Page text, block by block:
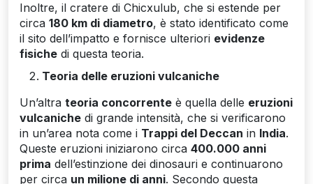
Inoltre, il cratere di Chicxulub, che si estende per
circa 180 km di diametro, è stato identificato come
il sito dell’impatto e fornisce ulteriori evidenze
fisiche di questa teoria.
Teoria delle eruzioni vulcaniche
Un’altra teoria concorrente è quella delle eruzioni
vulcaniche di grande intensità, che si verificarono
in un’area nota come i Trappi del Deccan in India.
Queste eruzioni iniziarono circa 400.000 anni
prima dell’estinzione dei dinosauri e continuarono
per circa un milione di anni. Secondo questa